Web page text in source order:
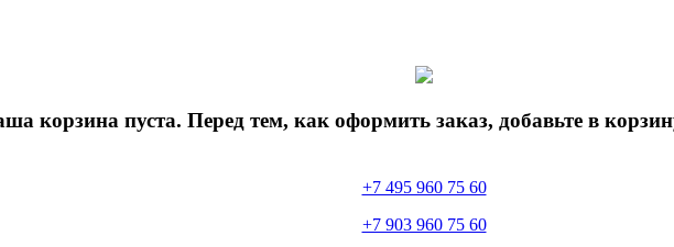
корзина пуста. Перед тем, как оформить заказ, добавьте в
+7 495 960 75 60
+7 903 960 75 60